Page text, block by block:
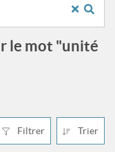
le mot "unité
Filtrer Trier